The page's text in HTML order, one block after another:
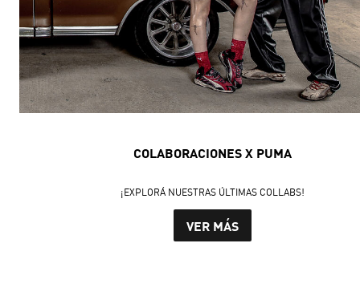
COLABORACIONES X PUMA
¡EXPLORÁ NUESTRAS ÚLTIMAS COLLABS!
VER MÁS